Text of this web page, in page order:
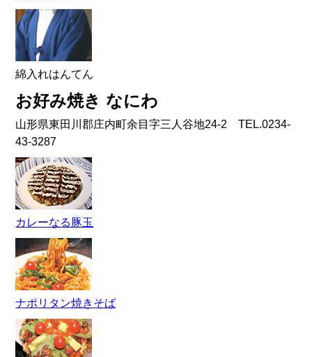
綿入れはんてん
お好み焼き なにわ
山形県東田川郡庄内町余目字三人谷地24-2 TEL.0234-
43-3287
カレーなる豚玉
ナポリタン焼きそば